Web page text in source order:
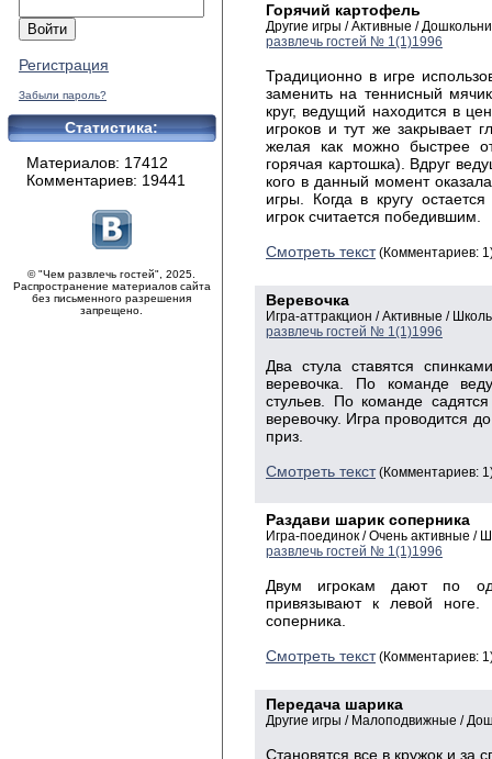
Регистрация
Забыли пароль?
Статистика:
Материалов: 17412
Комментариев: 19441
© "Чем развлечь гостей", 2025.
Распространение материалов сайта
без письменного разрешения
запрещено.
Горячий картофель
Другие игры / Активные /
развлечь гостей № 1(1)1996
Традиционно в игре
заменить на теннисный
круг, ведущий находится в
игроков и тут же закрывает
желая как можно быстрее
горячая картошка). Вдруг
кого в данный момент
игры. Когда в кругу
игрок считается победившим.
Смотреть текст(Комментариев:
Веревочка
Игра-аттракцион / Активные /
развлечь гостей № 1(1)1996
Два стула ставятся
веревочка. По команде
стульев. По команде
веревочку. Игра проводится
приз.
Смотреть текст(Комментариев:
Раздави шарик соперника
Игра-поединок / Очень активные
развлечь гостей № 1(1)1996
Двум игрокам дают по
привязывают к левой
соперника.
Смотреть текст(Комментариев:
Передача шарика
Другие игры / Малоподвижные /
Становятся все в кружок и за